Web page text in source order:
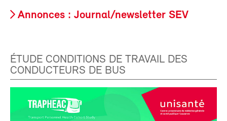
Annonces : Journal/newsletter SEV
ÉTUDE CONDITIONS DE TRAVAIL DES
CONDUCTEURS DE BUS